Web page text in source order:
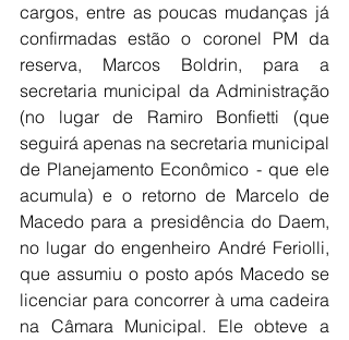
cargos, entre as poucas mudanças já
confirmadas estão o coronel PM da
reserva, Marcos Boldrin, para a
secretaria municipal da Administração
(no lugar de Ramiro Bonfietti (que
seguirá apenas na secretaria municipal
de Planejamento Econômico - que ele
acumula) e o retorno de Marcelo de
Macedo para a presidência do Daem,
no lugar do engenheiro André Feriolli,
que assumiu o posto após Macedo se
licenciar para concorrer à uma cadeira
na Câmara Municipal. Ele obteve a